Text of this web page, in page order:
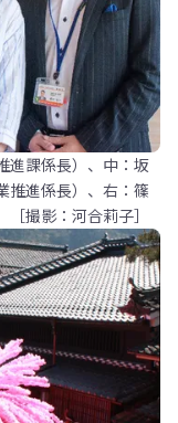
進課係長）、中：坂
推進係長）、右：篠
撮影：河合莉子］